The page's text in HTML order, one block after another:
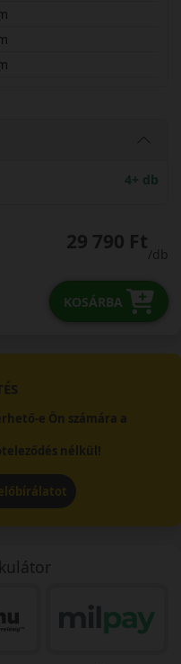
4+ db
29 790 Ft
/db
KOSÁRBA
e Ön számára a
nélkül!